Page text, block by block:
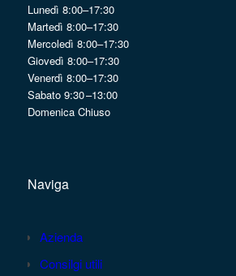
Lunedì 8:00–17:30
Martedì 8:00–17:30
Mercoledì 8:00–17:30
Giovedì 8:00–17:30
Venerdì 8:00–17:30
Sabato 9:30 –13:00
Domenica Chiuso
Naviga
Azienda
Consilgi utili